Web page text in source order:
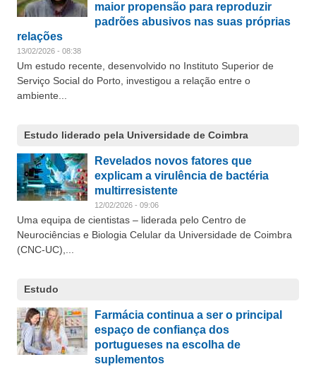
maior propensão para reproduzir
padrões abusivos nas suas próprias
relações
13/02/2026 - 08:38
Um estudo recente, desenvolvido no Instituto Superior de
Serviço Social do Porto, investigou a relação entre o
ambiente...
Estudo liderado pela Universidade de Coimbra
Revelados novos fatores que
explicam a virulência de bactéria
multirresistente
12/02/2026 - 09:06
Uma equipa de cientistas – liderada pelo Centro de
Neurociências e Biologia Celular da Universidade de Coimbra
(CNC-UC),...
Estudo
Farmácia continua a ser o principal
espaço de confiança dos
portugueses na escolha de
suplementos